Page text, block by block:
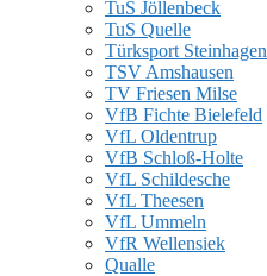
TuS Jöllenbeck
TuS Quelle
Türksport Steinhagen
TSV Amshausen
TV Friesen Milse
VfB Fichte Bielefeld
VfL Oldentrup
VfB Schloß-Holte
VfL Schildesche
VfL Theesen
VfL Ummeln
VfR Wellensiek
Qualle